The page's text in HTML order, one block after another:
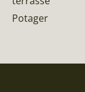
Potager